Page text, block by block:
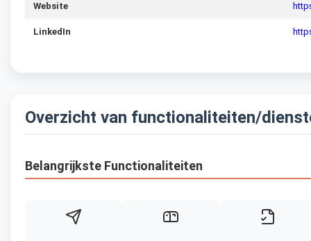
Website
LinkedIn
Overzicht van functionaliteiten/
Belangrijkste Functionaliteiten